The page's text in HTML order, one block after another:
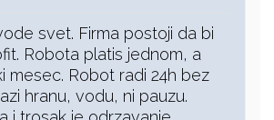
svet. Firma postoji da bi
Robota platis jednom, a
mesec. Robot radi 24h bez
hranu, vodu, ni pauzu.